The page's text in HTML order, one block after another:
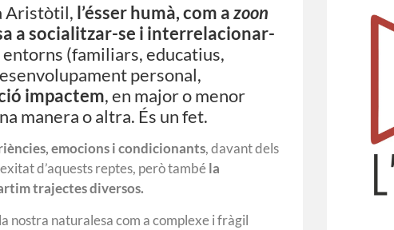
Aristòtil, l’ésser humà, com azoon
a socialitzar-se i interrelacionar-
(familiars, educatius,
personal,
impactem, en major o menor
manera o altra. És un fet.
emocions i condicionants, davant dels
d’aquests reptes, però també la
trajectes diversos.
nostra naturalesa com a complexe i fràgil